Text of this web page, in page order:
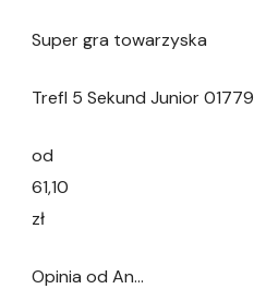
Super gra towarzyska
Trefl 5 Sekund Junior 01779
od
61,10
zł
Opinia od An…